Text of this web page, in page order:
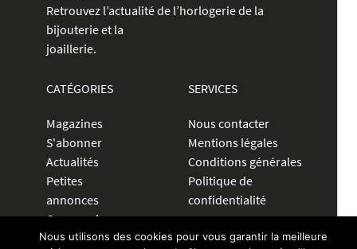
Retrouvez l’actualité de l’horlogerie de la
bijouterie et la
joaillerie.
CATÉGORIES
Magazines
S'abonner
Actualités
Petites
annonces
Communiquer
SERVICES
Nous contacter
Mentions légales
Conditions générales
Politique de
confidentialité
Nous utilisons des cookies pour vous garantir la meilleure